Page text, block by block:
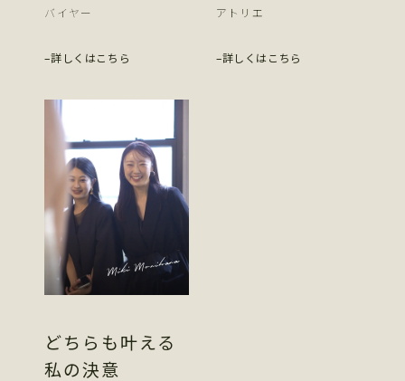
バイヤー
詳しくはこちら
アトリエ
詳しくはこちら
Miki Morihara
どちらも叶える
私の決意